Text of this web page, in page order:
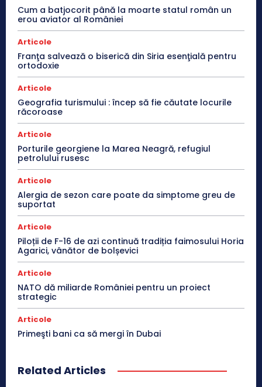
Cum a batjocorit până la moarte statul român un
erou aviator al României
Articole
Franţa salvează o biserică din Siria esenţială pentru
ortodoxie
Articole
Geografia turismului : încep să fie căutate locurile
răcoroase
Articole
Porturile georgiene la Marea Neagră, refugiul
petrolului rusesc
Articole
Alergia de sezon care poate da simptome greu de
suportat
Articole
Piloții de F-16 de azi continuă tradiția faimosului Horia
Agarici, vânător de bolșevici
Articole
NATO dă miliarde României pentru un proiect
strategic
Articole
Primeşti bani ca să mergi în Dubai
Related Articles